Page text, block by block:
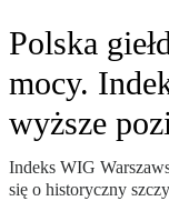
Polska
mocy.
wyższe
Indeks WIG
się o historyczny